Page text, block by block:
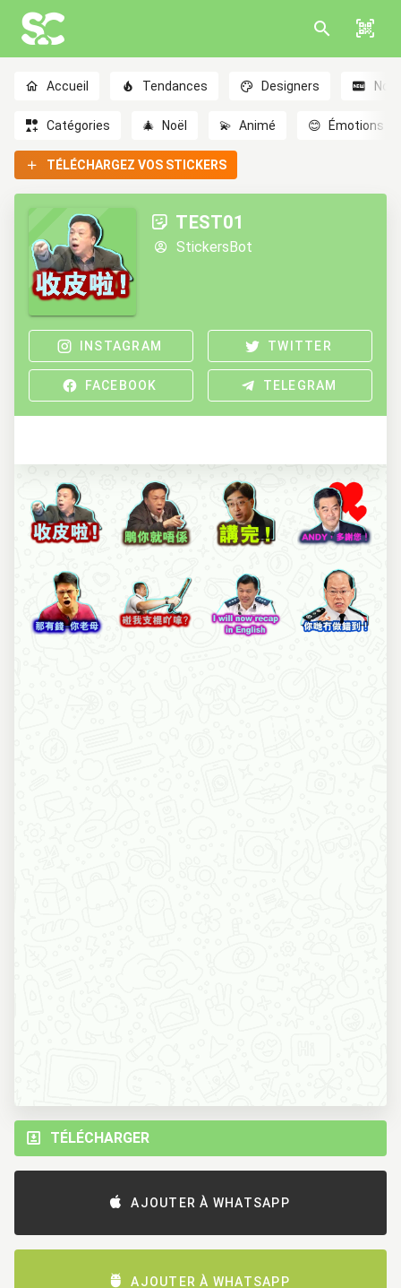
Accueil Tendances Designers
Catégories 🎄 Noël 💫 Animé 😊 Émotions
TÉLÉCHARGEZ VOS STICKERS
TEST01
StickersBot
INSTAGRAM TWITTER
FACEBOOK TELEGRAM
TÉLÉCHARGER
AJOUTER À WHATSAPP
AJOUTER À WHATSAPP